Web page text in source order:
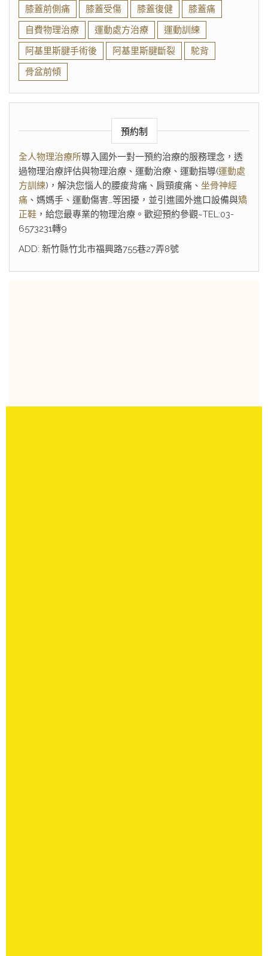
膝蓋前側痛 膝蓋受傷 膝蓋復健
膝蓋痛
自費物理治療
運動處方治療
運動訓練
阿基里斯腱手術後
阿基里斯腱斷裂
駝背
骨盆前傾
預約制
全人物理治療所導入國外一對一預約治療的服務理念，透
過物理治療評估與物理治療、運動治療、運動指導(運動處
方訓練)，解決您惱人的腰痠背痛、肩頸痠痛、 坐骨神經
痛 、媽媽手、運動傷害…等困擾，並引進國外進口設備與矯
正鞋 ，給您最專業的物理治療。歡迎預約參觀~TEL:03-
6573231轉9
ADD: 新竹縣竹北市福興路755巷27弄8號